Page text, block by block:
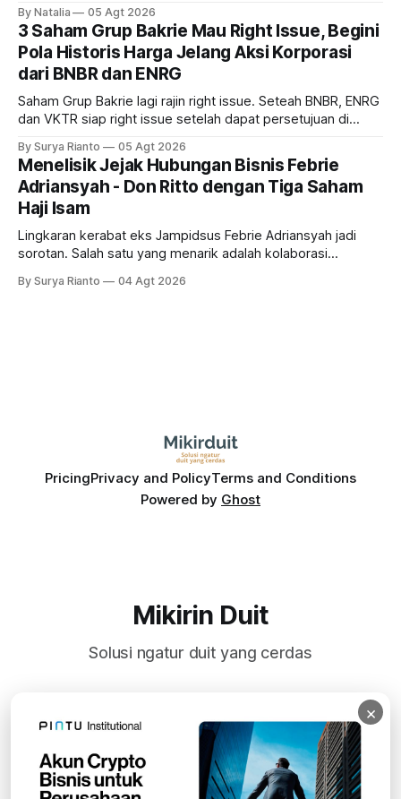
diprediksi semakin terlihat mendekati 2027. Kira-kira gimana
prospeknya? apakah masih menarik dilirik sektor ini?
By Natalia 05 Agt 2026
3 Saham Grup Bakrie Mau Right Issue, Begini
Pola Historis Harga Jelang Aksi Korporasi
dari BNBR dan ENRG
Saham Grup Bakrie lagi rajin right issue. Seteah BNBR, ENRG
dan VKTR siap right issue setelah dapat persetujuan di
pola saham Grup Bakrie jelang right issue
By Surya Rianto 05 Agt 2026
Menelisik Jejak Hubungan Bisnis Febrie
Adriansyah - Don Ritto dengan Tiga Saham
Haji Isam
Lingkaran kerabat eks Jampidsus Febrie Adriansyah jadi
sorotan. Salah satu yang menarik adalah kolaborasi
Bagaimana hubungannya?
By Surya Rianto 04 Agt 2026
PricingPrivacy and PolicyTerms and Conditions
Powered by Ghost
Mikirin Duit
Solusi ngatur duit yang cerdas
Subscribe
×